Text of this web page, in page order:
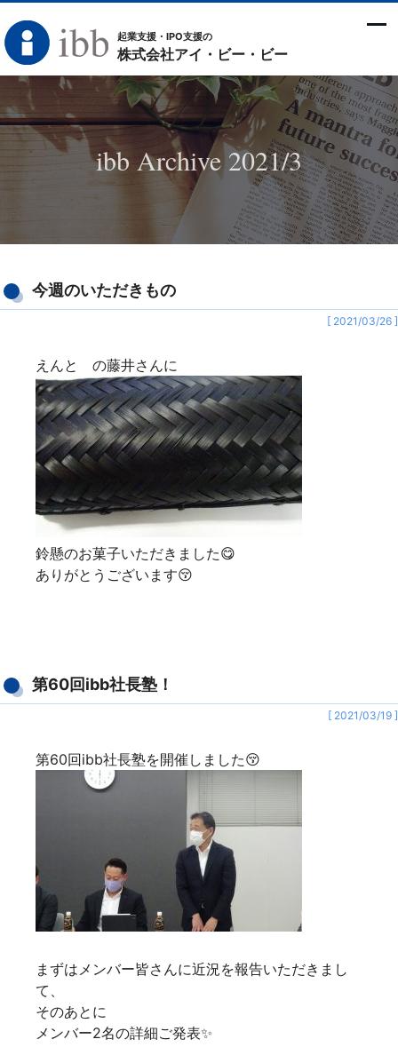
起業支援・IPO支援の
株式会社アイ・ビー・ビー
ibb Archive 2021/3
今週のいただきもの
[ 2021/03/26 ]
えんと の藤井さんに
鈴懸のお菓子いただきました😋
ありがとうございます😚
第60回ibb社長塾！
[ 2021/03/19 ]
第60回ibb社長塾を開催しました😚
まずはメンバー皆さんに近況を報告いただきまし
て、
そのあとに
メンバー2名の詳細ご発表✨